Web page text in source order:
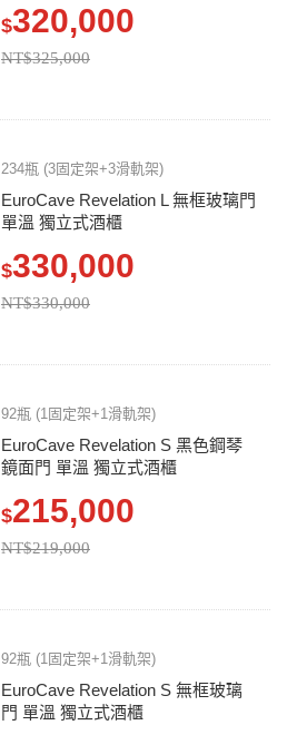
$320,000
NT$325,000
234瓶 (3固定架+3滑軌架)
EuroCave Revelation L 無框玻璃門
單溫 獨立式酒櫃
$330,000
NT$330,000
92瓶 (1固定架+1滑軌架)
EuroCave Revelation S 黑色鋼琴
鏡面門 單溫 獨立式酒櫃
$215,000
NT$219,000
92瓶 (1固定架+1滑軌架)
EuroCave Revelation S 無框玻璃
門 單溫 獨立式酒櫃